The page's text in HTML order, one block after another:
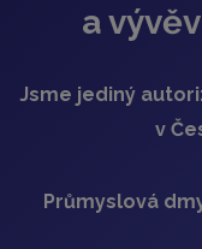
a
Jsme jediný
v
Průmyslová